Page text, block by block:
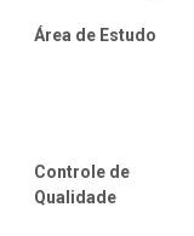
Área de Estudo
Controle de
Qualidade